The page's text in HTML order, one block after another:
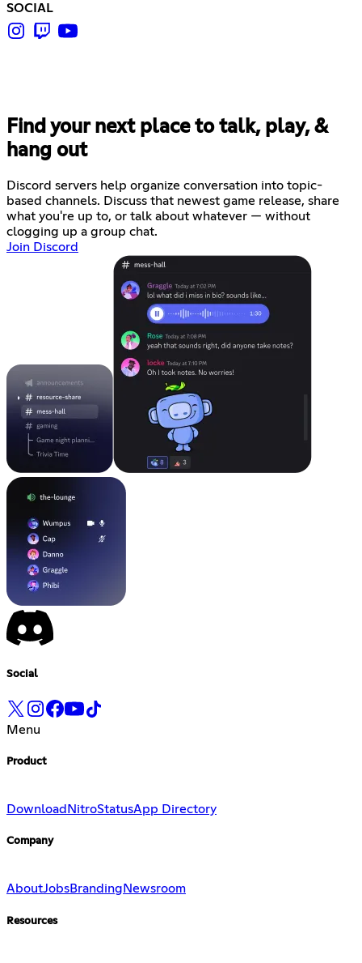
SOCIAL
Find your next place to talk, play, &
hang out
Discord servers help organize conversation into topic-
based channels. Discuss that newest game release, share
what you're up to, or talk about whatever — without
clogging up a group chat.
Join Discord
Social
Menu
Product
Download NitroStatusApp Directory
Company
AboutJobsBranding Newsroom
Resources